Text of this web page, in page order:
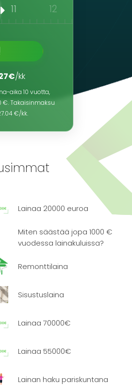
11 12
/kk
aika 10 vuotta,
Takaisinmaksu
€/kk.
Lainaa 20000 euroa
Miten säästää jopa 1000 €
vuodessa lainakuluissa?
Remonttilaina
Sisustuslaina
Lainaa 70000€
Lainaa 55000€
Lainan haku pariskuntana